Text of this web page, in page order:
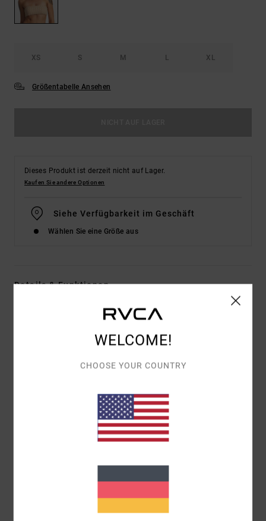
XS S M L XL
Größentabelle Ansehen
Dieses Produkt ist derzeit nicht auf Lager.
Kaufen Sie andere Optionen
Siehe Verfügbarkeit im Geschäft
Wählen Sie eine Größe aus
Details & Funktionen
Frauen Multi Bandeau-Bikinioberteil
AVJX300519 Farbcode mul
Polyamid und 8 % Elastan
Form: Bandeau-Form
Ausschnitt: Bandeau-Ausschnitt
Polsterung: Herausnehmbare Pads
Zusammensetzung[Hauptstoff] 92 % recyceltes
WELCOME!
CHOOSE YOUR COUNTRY